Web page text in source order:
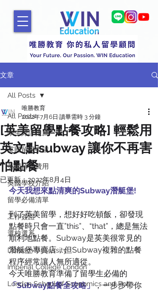
文章
All Posts
學生好評推薦
英國留學申請
英國留學費用
英國學校介紹
留學必備清單
工作簽證
選校選系
Durham University
Imperial College London
London School of Economics and Poli
All Posts
[英美留學點餐攻略] 輕鬆用
英文點subway 讓你不再害
怕點餐
唯勝教育
2022年7月6日 讀畢需時 3 分鐘
已更新：2022年8月4日
今天我想來點清爽的Subway潛艇堡!
到了英美留學，想好好吃頓飯，卻發現
點餐時只會一直”this”、“that”，總是無法
順利地點餐。Subway是英美很常見的
潛艇堡專賣店，但Subway複雜的點餐
程序經常讓人無所適從。
今天唯勝教育準備了留學生必備的
「Subway點餐全攻略」，一步步帶你